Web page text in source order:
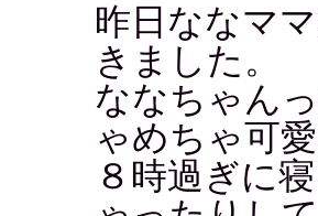
昨日ななマ
きました。
ななちゃん
ゃめちゃ可
８時過ぎに